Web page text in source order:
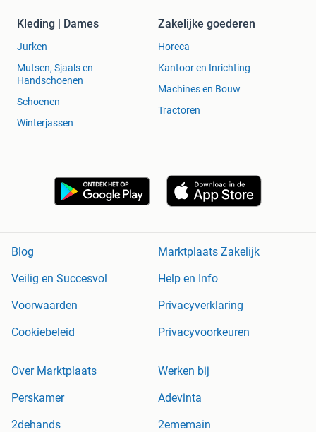
Kleding | Dames
Jurken
Mutsen, Sjaals en
Handschoenen
Schoenen
Winterjassen
Zakelijke goederen
Horeca
Kantoor en Inrichting
Machines en Bouw
Tractoren
Blog
Marktplaats Zakelijk
Veilig en Succesvol
Help en Info
Voorwaarden
Privacyverklaring
Cookiebeleid
Privacyvoorkeuren
Over Marktplaats
Werken bij
Perskamer
Adevinta
2dehands
2ememain